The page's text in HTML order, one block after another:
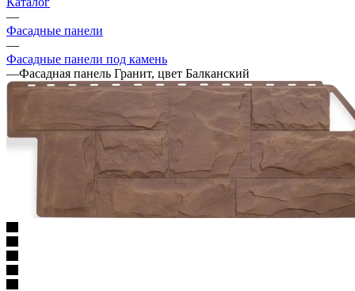
—
Фасадные панели
—
Фасадные панели под камень
—Фасадная панель Гранит, цвет Балканский